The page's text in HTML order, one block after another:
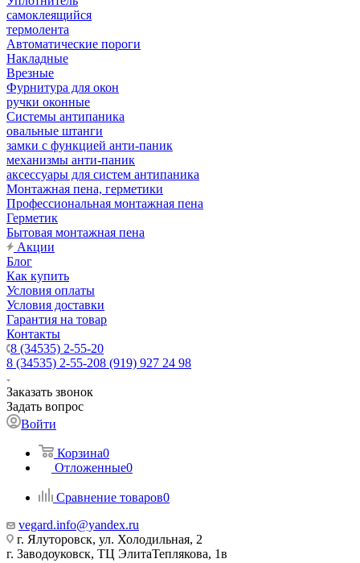
самоклеящийся
термолента
Автоматические пороги
Накладные
Врезные
Фурнитура для окон
ручки оконные
Системы антипаника
овальные штанги
замки с функцией анти-паник
механизмы анти-паник
аксессуары для систем антипаника
Монтажная пена, герметики
Профессиональная монтажная пена
Герметик
Бытовая монтажная пена
Акции
Блог
Как купить
Условия оплаты
Условия доставки
Гарантия на товар
Контакты
8 (34535) 2-55-20
8 (34535) 2-55-208 (919) 927 24 98
Заказать звонок
Задать вопрос
Войти
Корзина0
Отложенные0
Сравнение товаров0
vegard.info@yandex.ru
г. Ялуторовск, ул. Холодильная, 2
г. Заводоуковск, ​ТЦ Элита​Теплякова, 1в